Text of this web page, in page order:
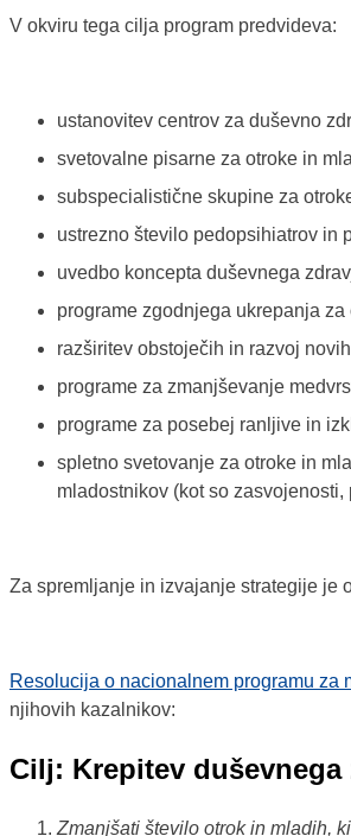
V okviru tega cilja program predvideva:
ustanovitev centrov za duševno
svetovalne pisarne za otroke in
subspecialistične skupine za
ustrezno število pedopsihiatrov in
uvedbo koncepta duševnega
programe zgodnjega ukrepanja
razširitev obstoječih in razvoj
programe za zmanjševanje
programe za posebej ranljive in
spletno svetovanje za otroke in
mladostnikov (kot so
Za spremljanje in izvajanje strategije je
Resolucija o nacionalnem programu za
njihovih kazalnikov:
Cilj: Krepitev
Zmanjšati število otrok in mladih,